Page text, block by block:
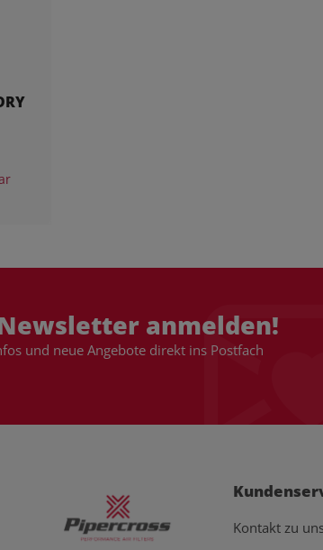
anmelden!
und neue Angebote direkt ins Postfach
Kontakt zu